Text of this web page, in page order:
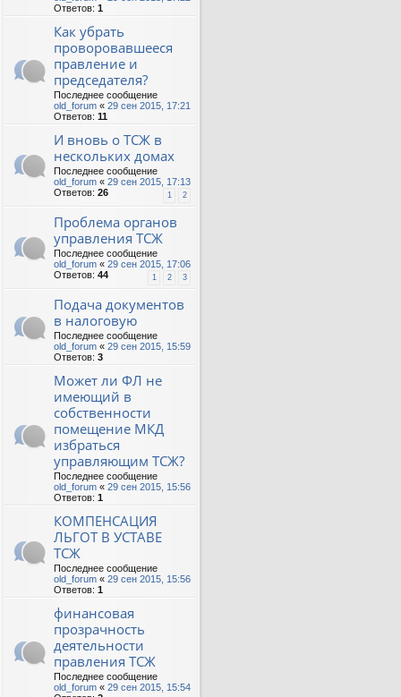
Ответов: 1
Как убрать
проворовавшееся
правление и
председателя?
Последнее сообщение
old_forum « 29 сен 2015, 17:21
Ответов: 11
И вновь о ТСЖ в
нескольких домах
Последнее сообщение
old_forum « 29 сен 2015, 17:13
Ответов: 26 1 2
Проблема органов
управления ТСЖ
Последнее сообщение
old_forum « 29 сен 2015, 17:06
Ответов: 44 1 2 3
Подача документов
в налоговую
Последнее сообщение
old_forum « 29 сен 2015, 15:59
Ответов: 3
Может ли ФЛ не
имеющий в
собственности
помещение МКД
избраться
управляющим ТСЖ?
Последнее сообщение
old_forum « 29 сен 2015, 15:56
Ответов: 1
КОМПЕНСАЦИЯ
ЛЬГОТ В УСТАВЕ
ТСЖ
Последнее сообщение
old_forum « 29 сен 2015, 15:56
Ответов: 1
финансовая
прозрачность
деятельности
правления ТСЖ
Последнее сообщение
old_forum « 29 сен 2015, 15:54